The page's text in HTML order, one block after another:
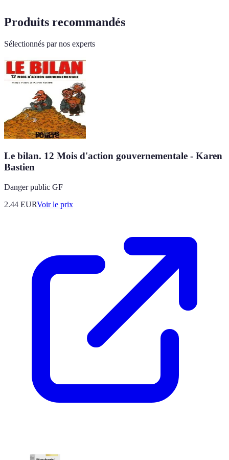
Produits recommandés
Sélectionnés par nos experts
Le bilan. 12 Mois d'action gouvernementale - Karen
Bastien
Danger public GF
2.44 EURVoir le prix